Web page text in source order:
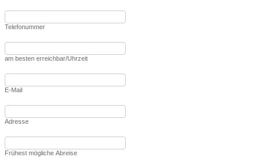
Telefonummer
am besten erreichbar/Uhrzeit
E-Mail
Adresse
Frühest mögliche Abreise